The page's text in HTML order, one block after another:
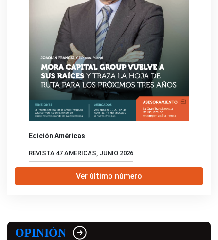
Edición Américas
REVISTA 47 AMERICAS, JUNIO 2026
Ver último número
OPINIÓN